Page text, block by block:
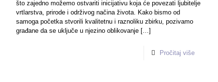
što zajedno možemo ostvariti inicijativu koja će povezati ljubitelje
vrtlarstva, prirode i održivog načina života. Kako bismo od
samoga početka stvorili kvalitetnu i raznoliku zbirku, pozivamo
građane da se uključe u njezino oblikovanje […]
Pročitaj više